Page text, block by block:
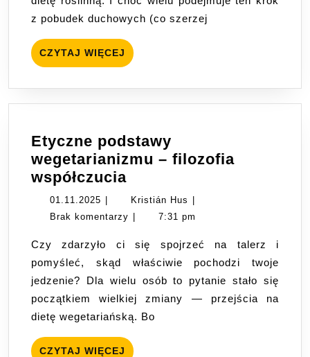
z pobudek duchowych (co szerzej
CZYTAJ WIĘCEJ CZYTAJ
WIĘCEJ
Etyczne podstawy
wegetarianizmu – filozofia
współczucia
podstawy
wegetarianizmu
filozofia
współczucia
01.11.2025 01.11.2025Kristián Hus Kristián
Hus
Brak komentarzy
7:31 pm
Czy zdarzyło ci się spojrzeć na talerz i
pomyśleć, skąd właściwie pochodzi twoje
jedzenie? Dla wielu osób to pytanie stało się
początkiem wielkiej zmiany — przejścia na
dietę wegetariańską. Bo
CZYTAJ WIĘCEJ CZYTAJ